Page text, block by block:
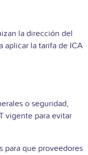
la dirección del
aplicar la tarifa de ICA
o seguridad,
vigente para evitar
para que proveedores